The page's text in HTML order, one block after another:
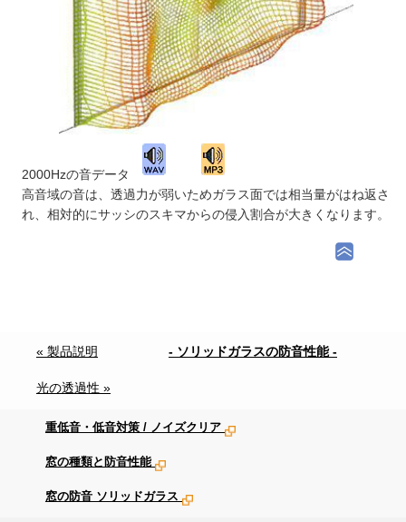
2000Hzの音データ
高音域の音は、透過力が弱いためガラス面では相当量がはね返さ
れ、相対的にサッシのスキマからの侵入割合が大きくなります。
« 製品説明 - ソリッドガラスの防音性能 -
光の透過性 »
重低音・低音対策 / ノイズクリア
窓の種類と防音性能
窓の防音 ソリッドガラス